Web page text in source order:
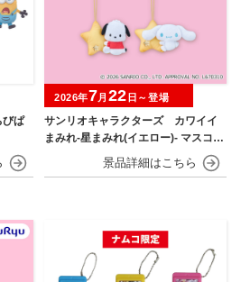
びぱ
サンリオキャラクターズ カワイイ
まみれ-星まみれ(イエロー)- マスコッ
2026年7月 22 日～登場